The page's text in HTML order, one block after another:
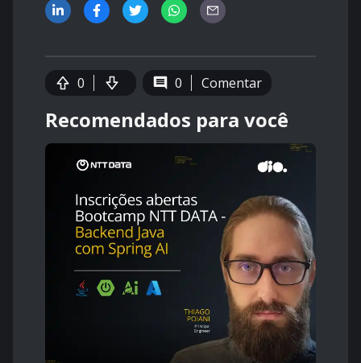
0 0 Comentar
Recomendados para você